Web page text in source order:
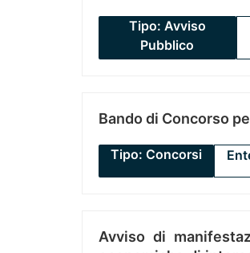
Tipo: Avviso
Pubblico
Bando di Concorso
Tipo: Concorsi
Avviso di